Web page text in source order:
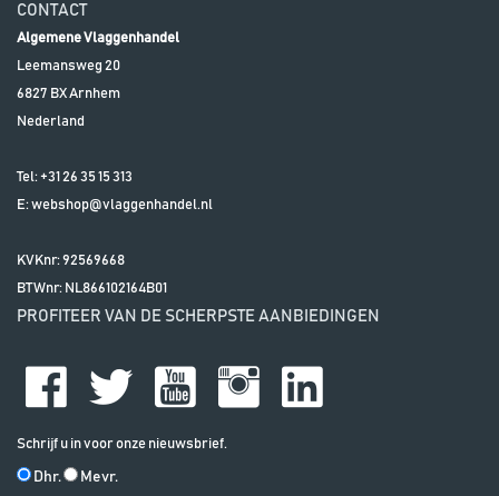
CONTACT
Algemene Vlaggenhandel
Leemansweg 20
6827 BXArnhem
Nederland
Tel: +31 26 35 15 313
E:webshop@vlaggenhandel.nl
KVKnr: 92569668
BTWnr: NL866102164B01
PROFITEER VAN DE SCHERPSTE AANBIEDINGEN
Schrijf u in voor onze nieuwsbrief.
Dhr. Mevr.